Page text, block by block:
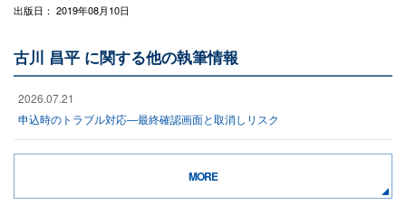
出版日： 2019年08月10日
古川 昌平 に関する他の執筆情報
2026.07.21
申込時のトラブル対応―最終確認画面と取消しリスク
MORE